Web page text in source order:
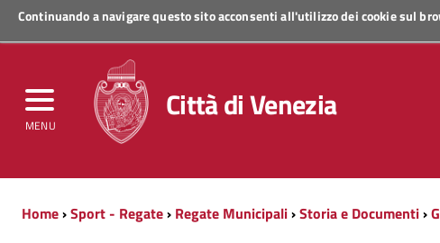
Continuando a navigare questo sito acconsenti all'utilizzo dei cookie sul
MENU
Regione Veneto
Città di Venezia
Home›Sport - Regate› Regate Municipali›Storia e Documenti›